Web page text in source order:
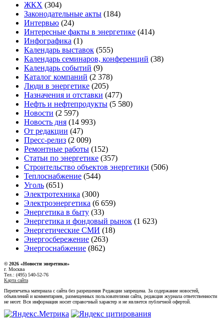
ЖКХ (304)
Законодательные акты (184)
Интервью (24)
Интересные факты в энергетике (414)
Инфографика (1)
Календарь выставок (555)
Календарь семинаров, конференций (38)
Календарь событий (9)
Каталог компаний (2 378)
Люди в энергетике (205)
Назначения и отставки (477)
Нефть и нефтепродукты (5 580)
Новости (2 597)
Новость дня (14 993)
От редакции (47)
Пресс-релиз (2 009)
Ремонтные работы (152)
Статьи по энергетике (357)
Строительство объектов энергетики (506)
Теплоснабжение (544)
Уголь (651)
Электротехника (300)
Электроэнергетика (6 659)
Энергетика в быту (33)
Энергетика и фондовый рынок (1 623)
Энергетические СМИ (18)
Энергосбережение (263)
Энергоснабжение (862)
© 2026 «Новости энеретики»
г. Москва
Тел.: (495) 540-52-76
Карта сайта
Перепечатка материала с сайта без разрешения Редакции запрещена. За содержание новостей,
объявлений и комментариев, размещенных пользователями сайта, редакция журнала ответственности
не несет. Вся информация носит справочный характер и не является публичной офертой.